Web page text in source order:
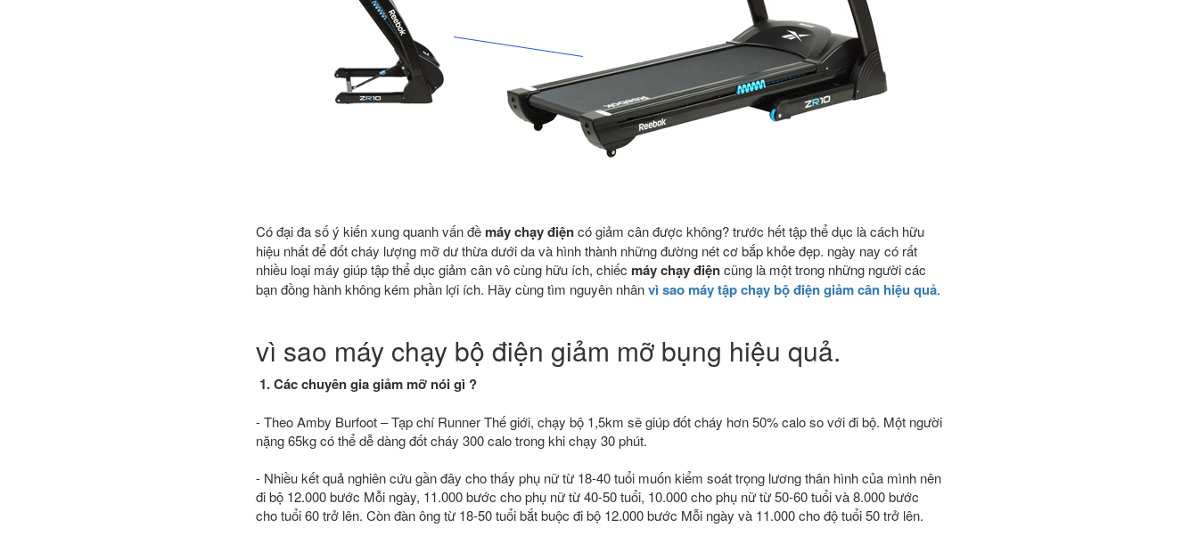
Có đại đa số ý kiến xung quanh vấn đề máy chạy điệncó giảm cân được không? trước hết tập thể dục là cách hữu
hiệu nhất để đốt cháy lượng mỡ dư thừa dưới da và hình thành những đường nét cơ bắp khỏe đẹp. ngày nay có rất
nhiều loại máy giúp tập thể dục giảm cân vô cùng hữu ích, chiếc máy chạy điệncũng là một trong những người các
bạn đồng hành không kém phần lợi ích. Hãy cùng tìm nguyên nhânvì sao máy tập chạy bộ điện giảm cân hiệu quả.
vì sao máy chạy bộ điện giảm mỡ bụng hiệu quả.
1. Các chuyên gia giảm mỡ nói gì ?
- Theo Amby Burfoot – Tạp chí Runner Thế giới, chạy bộ 1,5km sẽ giúp đốt cháy hơn 50% calo so với đi bộ. Một người
nặng 65kg có thể dễ dàng đốt cháy 300 calo trong khi chạy 30 phút.
- Nhiều kết quả nghiên cứu gần đây cho thấy phụ nữ từ 18-40 tuổi muốn kiểm soát trọng lương thân hình của mình nên
đi bộ 12.000 bước Mỗi ngày, 11.000 bước cho phụ nữ từ 40-50 tuổi, 10.000 cho phụ nữ từ 50-60 tuổi và 8.000 bước
cho tuổi 60 trở lên. Còn đàn ông từ 18-50 tuổi bắt buộc đi bộ 12.000 bước Mỗi ngày và 11.000 cho độ tuổi 50 trở lên.